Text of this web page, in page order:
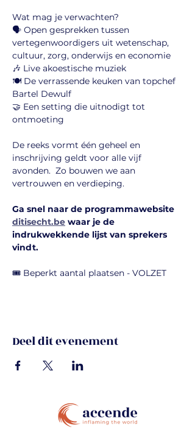
Wat mag je verwachten?
🗣️ Open gesprekken tussen
vertegenwoordigers uit wetenschap,
cultuur, zorg, onderwijs en economie
🎶 Live akoestische muziek
🍽️ De verrassende keuken van topchef
Bartel Dewulf
🤝 Een setting die uitnodigt tot
ontmoeting
De reeks vormt één geheel en
inschrijving geldt voor alle vijf
avonden.  Zo bouwen we aan
vertrouwen en verdieping.
Ga snel naar de programmawebsite
ditisecht.be waar je de
indrukwekkende lijst van sprekers
vindt.
🎟️ Beperkt aantal plaatsen - VOLZET
Deel dit evenement